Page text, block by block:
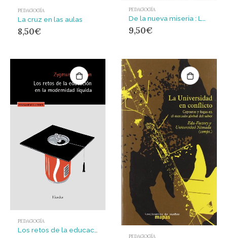
PEDAGOGÍA
La cruz en las aulas
8,50€
PEDAGOGÍA
De la nueva miseria : La universidad en crisis y la nueva rebelión estudiantil
9,50€
PEDAGOGÍA
PEDAGOGÍA